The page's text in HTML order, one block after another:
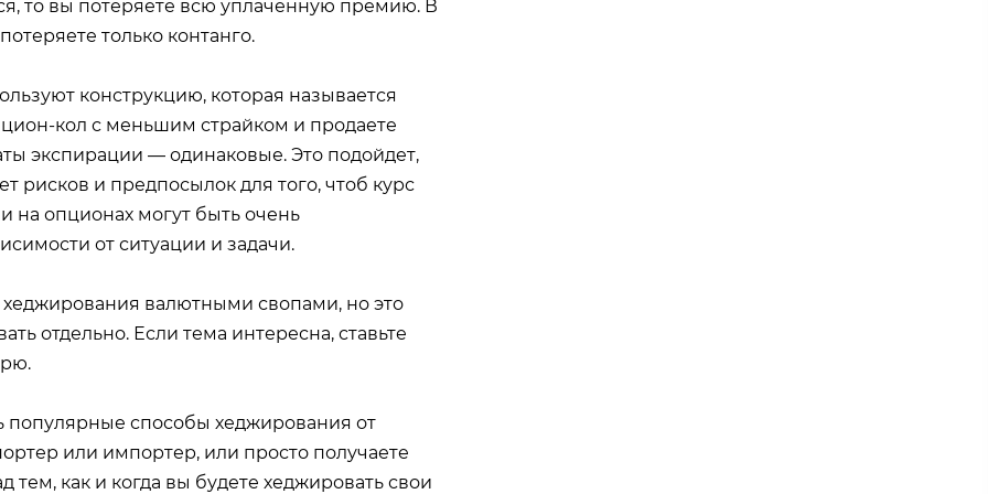
то вы потеряете всю уплаченную премию. В
только контанго.
конструкцию, которая называется
кол с меньшим страйком и продаете
экспирации — одинаковые. Это подойдет,
рисков и предпосылок для того, чтоб курс
на опционах могут быть очень
от ситуации и задачи.
валютными свопами, но это
отдельно. Если тема интересна, ставьте
популярные способы хеджирования от
или импортер, или просто получаете
тем, как и когда вы будете хеджировать свои